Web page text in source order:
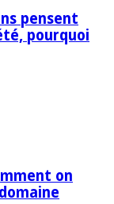
pensent
pourquoi
on